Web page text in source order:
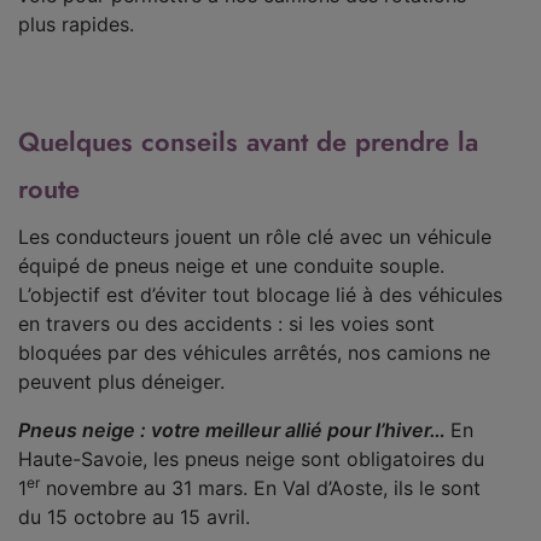
plus rapides.
Quelques conseils avant de prendre la
route
Les conducteurs jouent un rôle clé avec un véhicule
équipé de pneus neige et une conduite souple.
L’objectif est d’éviter tout blocage lié à des véhicules
en travers ou des accidents : si les voies sont
bloquées par des véhicules arrêtés, nos camions ne
peuvent plus déneiger.
Pneus neige : votre meilleur allié pour l’hiver… En
Haute-Savoie, les pneus neige sont obligatoires du
1er novembre au 31 mars. En Val d’Aoste, ils le sont
du 15 octobre au 15 avril.